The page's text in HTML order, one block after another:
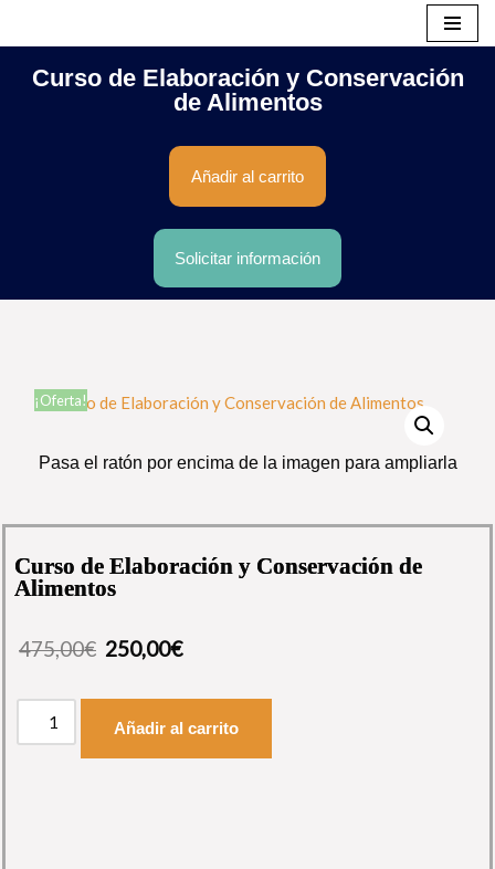
Curso de Elaboración y Conservación
de Alimentos
Añadir al carrito
Solicitar información
¡Oferta!
Pasa el ratón por encima de la imagen para ampliarla
Curso de Elaboración y Conservación de
Alimentos
475,00€ 250,00€
Añadir al carrito